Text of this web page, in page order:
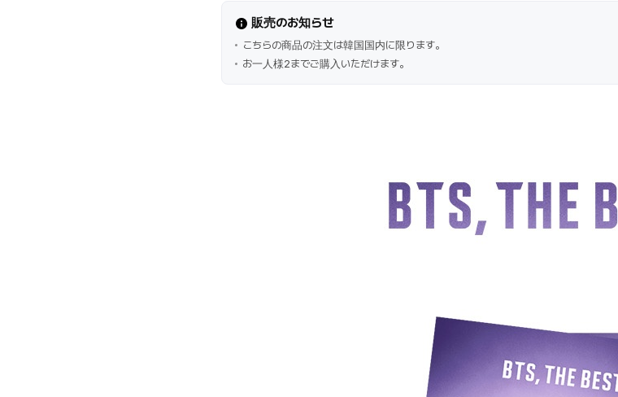
販売のお知らせ
こちらの商品の注文は韓国国内に限ります。
お一人様2までご購入いただけます。